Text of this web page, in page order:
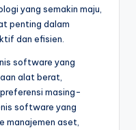
yang semakin maju,
penting dalam
dan efisien.
software yang
alat berat,
masing-
software yang
manajemen aset,